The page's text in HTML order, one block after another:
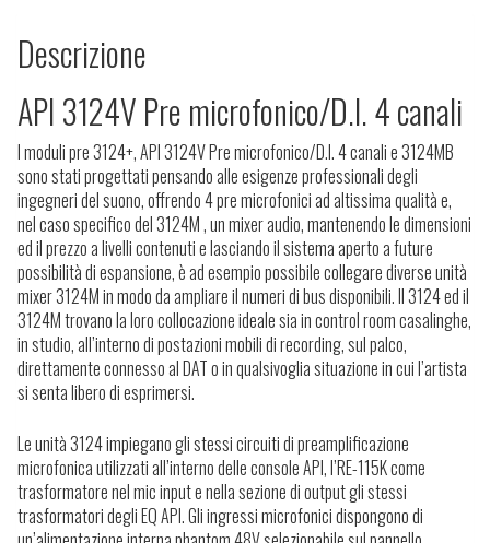
Descrizione
API 3124V Pre microfonico/D.I. 4 canali
I moduli pre 3124+, API 3124V Pre microfonico/D.I. 4 canali e 3124MB
sono stati progettati pensando alle esigenze professionali degli
ingegneri del suono, offrendo 4 pre microfonici ad altissima qualità e,
nel caso specifico del 3124M , un mixer audio, mantenendo le dimensioni
ed il prezzo a livelli contenuti e lasciando il sistema aperto a future
possibilità di espansione, è ad esempio possibile collegare diverse unità
mixer 3124M in modo da ampliare il numeri di bus disponibili. Il 3124 ed il
3124M trovano la loro collocazione ideale sia in control room casalinghe,
in studio, all’interno di postazioni mobili di recording, sul palco,
direttamente connesso al DAT o in qualsivoglia situazione in cui l’artista
si senta libero di esprimersi.
Le unità 3124 impiegano gli stessi circuiti di preamplificazione
microfonica utilizzati all’interno delle console API, l’RE-115K come
trasformatore nel mic input e nella sezione di output gli stessi
trasformatori degli EQ API. Gli ingressi microfonici dispongono di